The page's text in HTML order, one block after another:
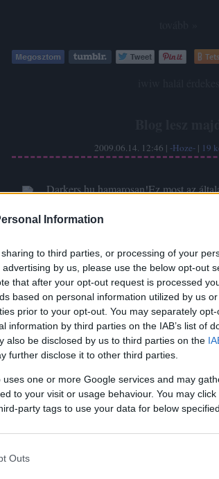
Information
to third parties, or processing of your
by us, please use the below opt-out
that after your opt-out request is processed
based on personal information utilized by us
prior to your opt-out. You may separately
information by third parties on the IAB’s list of
also be disclosed by us to third parties on the
further disclose it to other third parties.
one or more Google services and may
to your visit or usage behaviour. You may
party tags to use your data for below
Outs
2009.06.14. 12:46 | -Hoze- | 19
Darkers.hu hamarosan!Ez most az
tesztváltozat most: (képre kattintva eredeti
verni a hátamon, mivel ez teszt változat
tovább »
Címkék: webdarkoldal